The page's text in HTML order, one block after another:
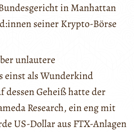
in Manhattan
seiner Krypto-Börse
unlautere
einst als Wunderkind
Geheiß hatte der
Research, ein eng mit
US-Dollar aus FTX-Anlagen